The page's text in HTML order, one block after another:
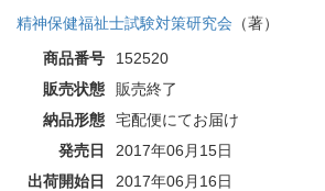
精神保健福祉士試験対策研究会 （著）
商品番号
152520
販売状態
販売終了
納品形態
宅配便にてお届け
発売日
2017年06月15日
出荷開始日
2017年06月16日